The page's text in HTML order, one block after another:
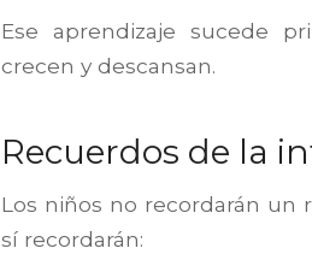
Ese aprendizaje sucede
crecen y descansan.
Recuerdos de la
Los niños no recordarán un
sí recordarán: